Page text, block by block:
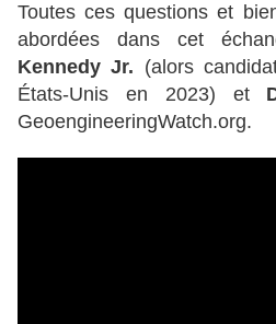
Toutes ces questions et
abordées dans cet
Kennedy Jr. (alors
États-Unis en 2023) et
GeoengineeringWatch.org.